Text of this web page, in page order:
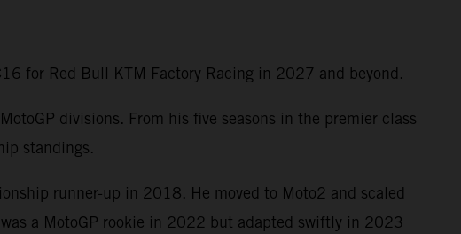
for Red Bull KTM Factory Racing in 2027 and beyond.
divisions. From his five seasons in the premier class
standings.
runner-up in 2018. He moved to Moto2 and scaled
a MotoGP rookie in 2022 but adapted swiftly in 2023